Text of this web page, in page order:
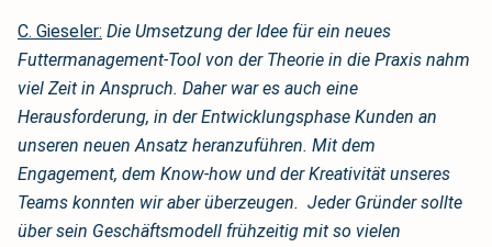
C. Gieseler: Die Umsetzung der Idee für ein neues
Futtermanagement-Tool von der Theorie in die Praxis nahm
viel Zeit in Anspruch. Daher war es auch eine
Herausforderung, in der Entwicklungsphase Kunden an
unseren neuen Ansatz heranzuführen. Mit dem
Engagement, dem Know-how und der Kreativität unseres
Teams konnten wir aber überzeugen. Jeder Gründer sollte
über sein Geschäftsmodell frühzeitig mit so vielen